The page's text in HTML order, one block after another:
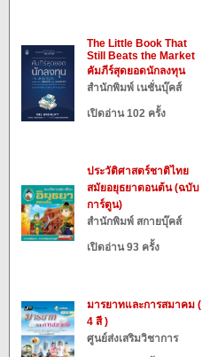
The Little Book That
Still Beats the Market
คัมภีร์สุดยอดนักลงทุน
สำนักพิมพ์ เนชั่นบุ๊คส์
เปิดอ่าน 102 ครั้ง
ประวัติศาสตร์ชาติไทย
สมัยอยุธยาตอนต้น (ฉบับ
การ์ตูน)
สำนักพิมพ์ สกายบุ๊คส์
เปิดอ่าน 93 ครั้ง
มารยาทและการสมาคม (
4 สี )
ศูนย์ส่งเสริมวิชาการ